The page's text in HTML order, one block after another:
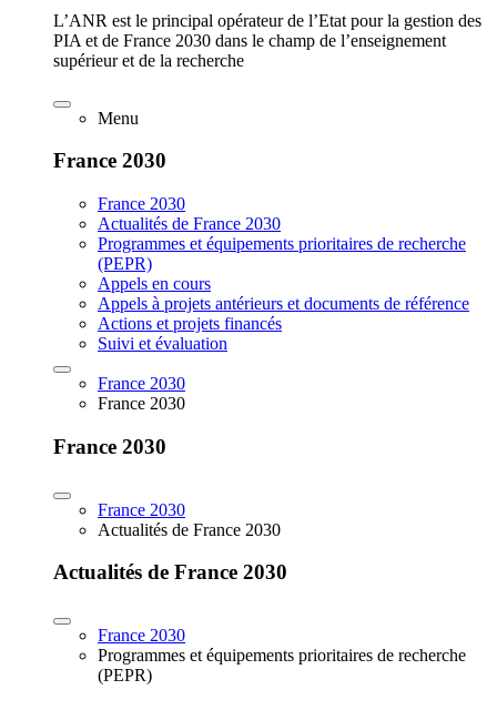
L’ANR est le principal opérateur de l’Etat pour la gestion des
PIA et de France 2030 dans le champ de l’enseignement
supérieur et de la recherche
Menu
France 2030
France 2030
Actualités de France 2030
Programmes et équipements prioritaires de recherche
(PEPR)
Appels en cours
Appels à projets antérieurs et documents de référence
Actions et projets financés
Suivi et évaluation
France 2030
France 2030
France 2030
France 2030
Actualités de France 2030
Actualités de France 2030
France 2030
Programmes et équipements prioritaires de recherche
(PEPR)